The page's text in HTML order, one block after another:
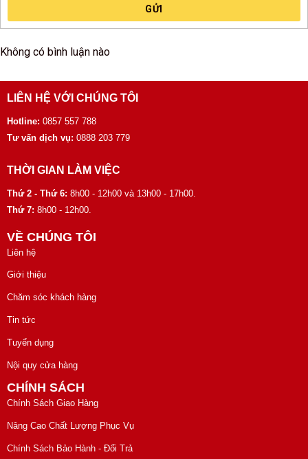
GỬI
Không có bình luận nào
LIÊN HỆ VỚI CHÚNG TÔI
Hotline: 0857 557 788
Tư vấn dịch vụ: 0888 203 779
THỜI GIAN LÀM VIỆC
Thứ 2 - Thứ 6: 8h00 - 12h00 và 13h00 - 17h00.
Thứ 7: 8h00 - 12h00.
VỀ CHÚNG TÔI
Liên hệ
Giới thiệu
Chăm sóc khách hàng
Tin tức
Tuyển dụng
Nội quy cửa hàng
CHÍNH SÁCH
Chính Sách Giao Hàng
Nâng Cao Chất Lượng Phục Vụ
Chính Sách Bảo Hành - Đổi Trả